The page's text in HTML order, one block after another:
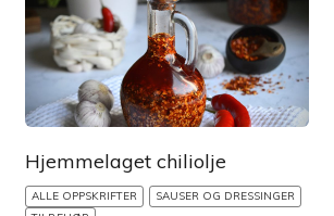
Hjemmelaget chiliolje
ALLE OPPSKRIFTER
SAUSER OG DRESSINGER